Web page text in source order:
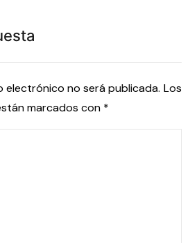
electrónico no será publicada. Los
marcados con *